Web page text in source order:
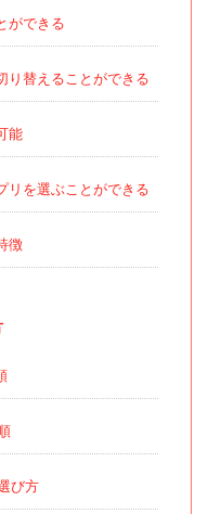
ができる
り替えることができる
能
リを選ぶことができる
徴
び方